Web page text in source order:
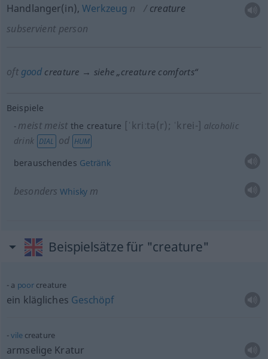
Handlanger(in),Werkzeug n
creature
subservient person
oftgoodcreature → siehe „creature comforts“
Beispiele
meistmeistthe creature [ˈkriːtə(r); ˈkrei-] alcoholic
drink DIAL od HUM
berauschendes Getränk
besonders Whisky m
Beispielsätze für "creature"
a poor creature
ein klägliches Geschöpf
vilecreature
armselige Kratur